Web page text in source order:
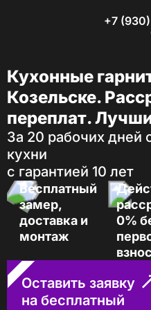
+7
Кухонные
Козельске.
переплат.
За 20 рабочих дней
кухни
с гарантией 10 лет
Бесплатный
замер,
доставка и
монтаж
0%
Оставить заявку
на бесплатный